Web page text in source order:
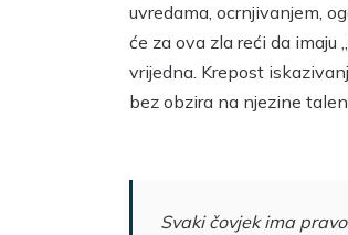
uvredama, ocrnjivanjem,
će za ova zla reći da imaju
vrijedna. Krepost
bez obzira na njezine
Svaki čovjek ima